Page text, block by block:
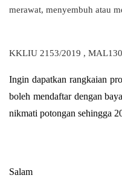
merawat, menyembuh atau
KKLIU 2153/2019 ,
Ingin dapatkan rangkaian
boleh mendaftar dengan
nikmati potongan sehingga
Salam